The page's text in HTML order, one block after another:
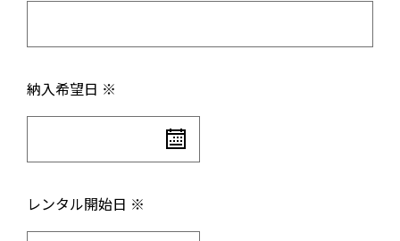
納入希望日 ※
レンタル開始日 ※